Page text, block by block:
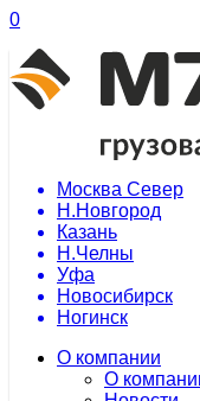
0
Москва Север
Н.Новгород
Казань
Н.Челны
Уфа
Новосибирск
Ногинск
О компании
О